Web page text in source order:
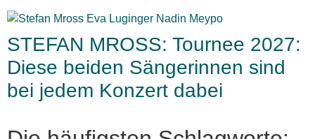
STEFAN MROSS: Tournee 2027:
Diese beiden Sängerinnen sind
bei jedem Konzert dabei